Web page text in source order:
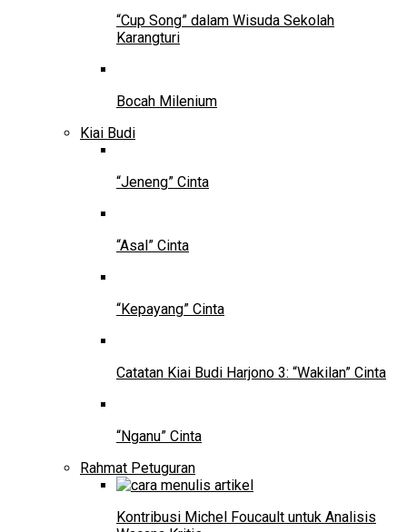
“Cup Song” dalam Wisuda Sekolah
Karangturi
Bocah Milenium
Kiai Budi
“Jeneng” Cinta
“Asal” Cinta
“Kepayang” Cinta
Catatan Kiai Budi Harjono 3: “Wakilan” Cinta
“Nganu” Cinta
Rahmat Petuguran
Kontribusi Michel Foucault untuk Analisis